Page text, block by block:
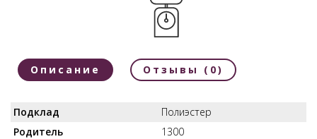
Описание Отзывы (0)
Подклад
Полиэстер
Родитель
1300